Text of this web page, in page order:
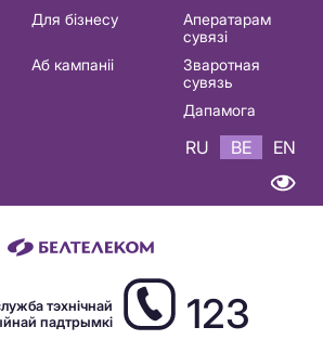
Для бізнесу
Аператарам
сувязі
Аб кампаніі
Зваротная
сувязь
Дапамога
RU BE EN
тэхнічнай
падтрымкі
123